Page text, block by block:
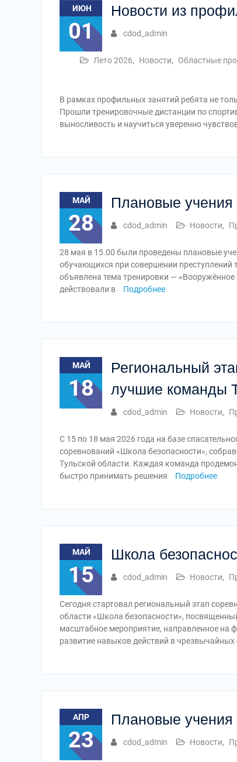
ИЮН
01
Новости из
cdod_admin
Лето 2026, Новости, Областные
В рамках профильных занятий ребята не
Прошли тренировочные дистанции по
выносливость и научиться уверенно
МАЙ
28
Плановые
cdod_admin Новости,
28 мая в 15.00 были проведены плановые
обучающихся при совершении преступлений
объявлена тема тренировки —
действовали в
Подробнее
МАЙ
18
Региональный
лучшие команды
cdod_admin Новости,
С 15 по 18 мая 2026 года на базе
соревнований «Школа безопасности»,
Тульской области. Каждая команда
быстро принимать решения
Подробнее
МАЙ
15
Школа
cdod_admin Новости,
Сегодня стартовал региональный этап
области «Школа безопасности»,
масштабное мероприятие, направленное на
развитие навыков действий в
АПР
23
Плановые
cdod_admin Новости,